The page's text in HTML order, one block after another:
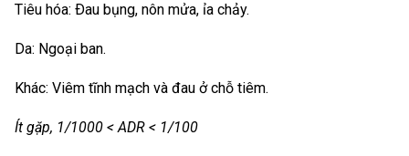
Tiêu hóa: Ðau bụng, nôn mửa, ỉa chảy.
Da: Ngoại ban.
Khác: Viêm tĩnh mạch và đau ở chỗ tiêm.
Ít gặp, 1/1000 < ADR < 1/100